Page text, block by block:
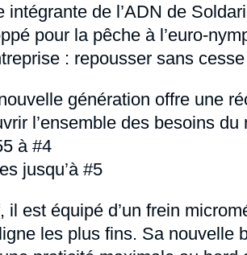
de l’ADN de
pour la pêche à l’euro-
: repousser sans
génération offre une
l’ensemble des besoins du
à #4
jusqu’à #5
est équipé d’un frein
les plus fins. Sa nouvelle